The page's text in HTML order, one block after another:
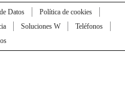
Datos
Política de cookies
Soluciones W
Teléfonos